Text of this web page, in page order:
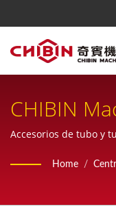
CHIBIN
Accesorios de tubo y
Home /